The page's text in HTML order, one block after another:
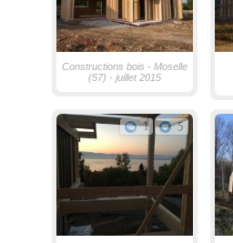
Constructions bois - Moselle
(57) - juillet 2015
1 5